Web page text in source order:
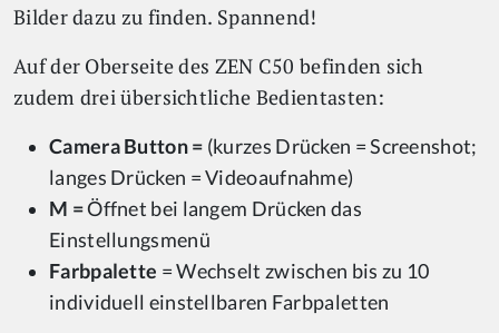
Bilder dazu zu finden. Spannend!
Auf der Oberseite des ZEN C50 befinden sich
zudem drei übersichtliche Bedientasten:
Camera Button = (kurzes Drücken = Screenshot;
langes Drücken = Videoaufnahme)
M =Öffnet bei langem Drücken das
Einstellungsmenü
Farbpalette = Wechselt zwischen bis zu 10
individuell einstellbaren Farbpaletten